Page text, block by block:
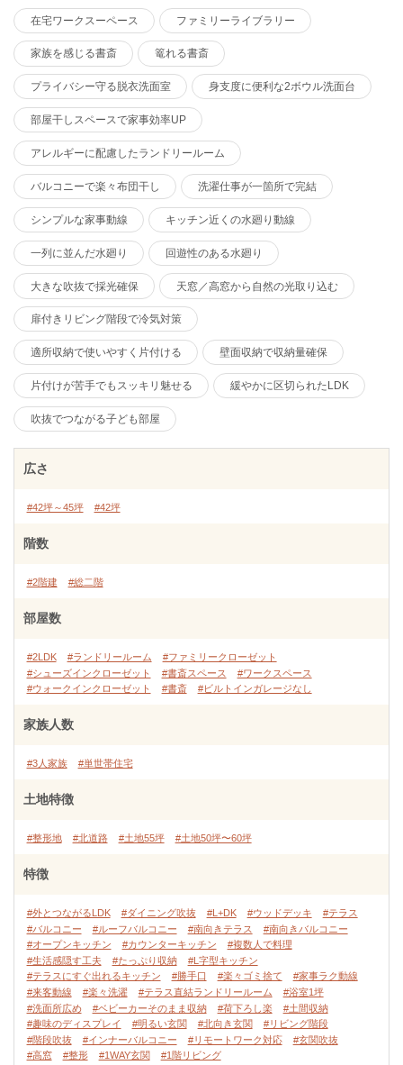
在宅ワークスーペース ファミリーライブラリー
家族を感じる書斎 篭れる書斎
プライバシー守る脱衣洗面室 身支度に便利な2ボウル洗面台
部屋干しスペースで家事効率UP
アレルギーに配慮したランドリールーム
バルコニーで楽々布団干し 洗濯仕事が一箇所で完結
シンプルな家事動線 キッチン近くの水廻り動線
一列に並んだ水廻り 回遊性のある水廻り
大きな吹抜で採光確保 天窓／高窓から自然の光取り込む
扉付きリビング階段で冷気対策
適所収納で使いやすく片付ける 壁面収納で収納量確保
片付けが苦手でもスッキリ魅せる 緩やかに区切られたLDK
吹抜でつながる子ども部屋
広さ
#42坪～45坪 #42坪
階数
#2階建 #総二階
部屋数
#2LDK #ランドリールーム
#ファミリークローゼット
#シューズインクローゼット
#書斎スペース
#ワークスペース
#ウォークインクローゼット
#書斎 #ビルトインガレージなし
家族人数
#3人家族 #単世帯住宅
土地特徴
#整形地 #北道路 #土地55坪 #土地50坪〜60坪
特徴
#外とつながるLDK #ダイニング吹抜 #L+DK #ウッドデッキ
#テラス
#バルコニー
#ルーフバルコニー #南向きテラス
#南向きバルコニー
#オープンキッチン
#カウンターキッチン
#複数人で料理
#生活感隠す工夫
#たっぷり収納
#L字型キッチン
#テラスにすぐ出れるキッチン
#勝手口 #楽々ゴミ捨て
#家事ラク動線
#来客動線
#楽々洗濯 #テラス直結ランドリールーム
#浴室1坪
#洗面所広め
#ベビーカーそのまま収納 #荷下ろし楽
#土間収納
#趣味のディスプレイ
#明るい玄関 #北向き玄関
#リビング階段
#階段吹抜
#インナーバルコニー #リモートワーク対応
#玄関吹抜
#高窓
#整形 #1WAY玄関 #1階リビング